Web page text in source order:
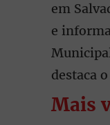
em
e
destaca
Mais